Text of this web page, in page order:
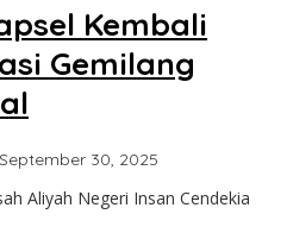
Kembali
Gemilang
September 30, 2025
Aliyah Negeri Insan Cendekia